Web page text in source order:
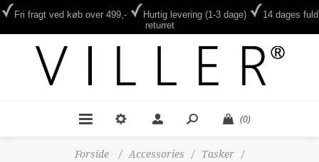
Fri fragt ved køb over 499,- Hurtig levering (1-3 dage)
14 dages fuld
returret
(0)
Forside / Accessories / Tasker
/